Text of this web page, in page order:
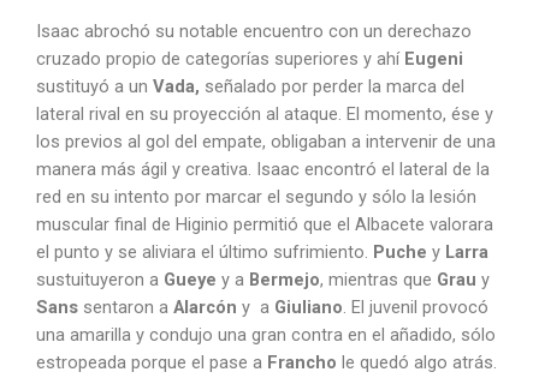
Isaac abrochó su notable encuentro con un derechazo
cruzado propio de categorías superiores y ahí Eugeni
sustituyó a un Vada, señalado por perder la marca del
lateral rival en su proyección al ataque. El momento, ése y
los previos al gol del empate, obligaban a intervenir de una
manera más ágil y creativa. Isaac encontró el lateral de la
red en su intento por marcar el segundo y sólo la lesión
muscular final de Higinio permitió que el Albacete valorara
el punto y se aliviara el último sufrimiento. Puche y Larra
sustuituyeron a Gueye y a Bermejo, mientras que Grau y
Sans sentaron a Alarcón y a Giuliano. El juvenil provocó
una amarilla y condujo una gran contra en el añadido, sólo
estropeada porque el pase a Francho le quedó algo atrás.